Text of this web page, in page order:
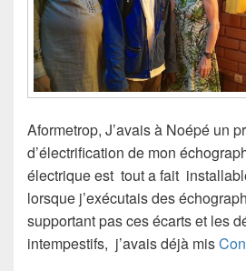
Aformetrop, J’avais à Noépé un
d’électrification de mon
électrique est tout a fait
lorsque j’exécutais des
supportant pas ces écarts et les
intempestifs, j’avais déjà mis